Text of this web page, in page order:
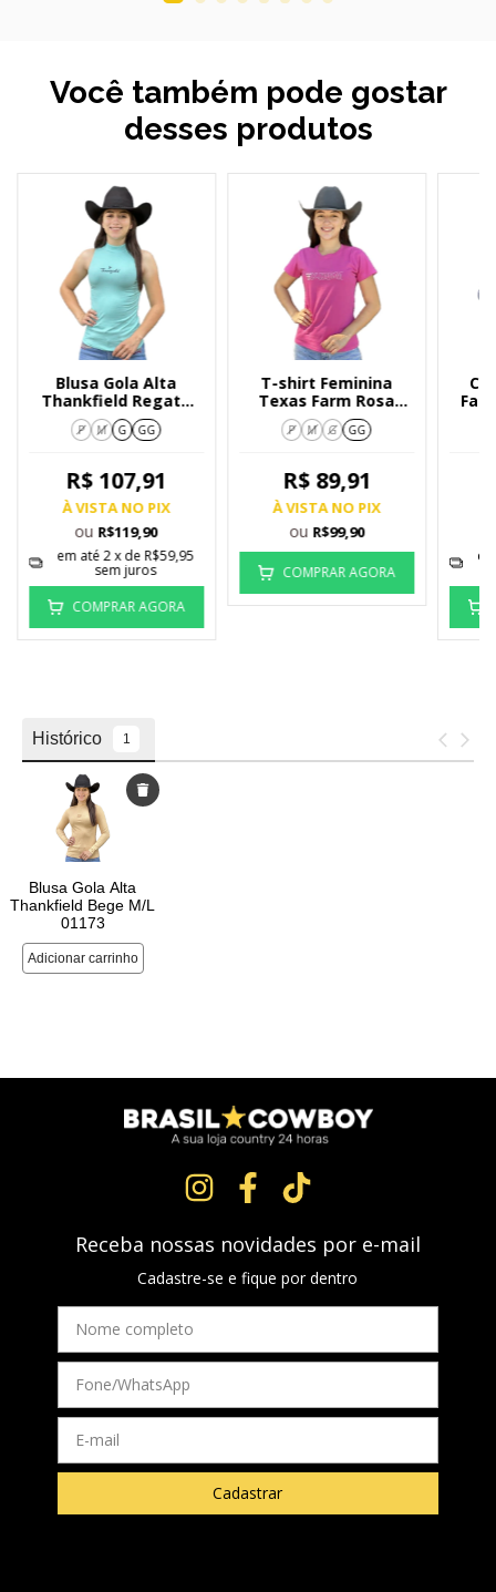
Você também pode gostar
desses produtos
Blusa Gola Alta
Thankfield Regata
01179
P M G GG
R$ 107,91
À VISTA NO PIX
ou R$119,90
em até2x de R$59,95
sem juros
COMPRAR AGORA
T-shirt Feminina
Texas Farm Rosa
CF267
P M G GG
R$ 89,91
À VISTA NO PIX
ou R$99,90
COMPRAR AGORA
Receba nossas novidades por e-mail
Cadastre-se e fique por dentro